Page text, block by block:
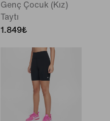
Genç Çocuk (Kız)
Taytı
1.849₺